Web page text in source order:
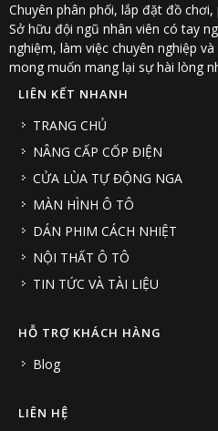
Chuyên phân phối, lắp đặt đồ
Sở hữu đội ngũ nhân viên có tay
nghiệm, làm việc chuyên nghiệp
mong muốn mang lại sự hài lòng
LIÊN KẾT NHANH
TRANG CHỦ
NÂNG CẤP CỐP ĐIỆN
CỬA LÙA TỰ ĐỘNG NGA
MÀN HÌNH Ô TÔ
DÁN PHIM CÁCH NHIỆT
NỘI THẤT Ô TÔ
TIN TỨC VÀ TÀI LIỆU
HỖ TRỢ KHÁCH HÀNG
Blog
LIÊN HỆ